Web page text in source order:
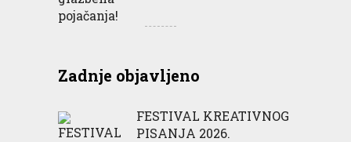
Zadnje objavljeno
FESTIVAL KREATIVNOG
PISANJA 2026.